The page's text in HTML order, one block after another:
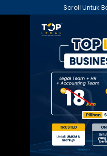
ke
Scroll Untuk